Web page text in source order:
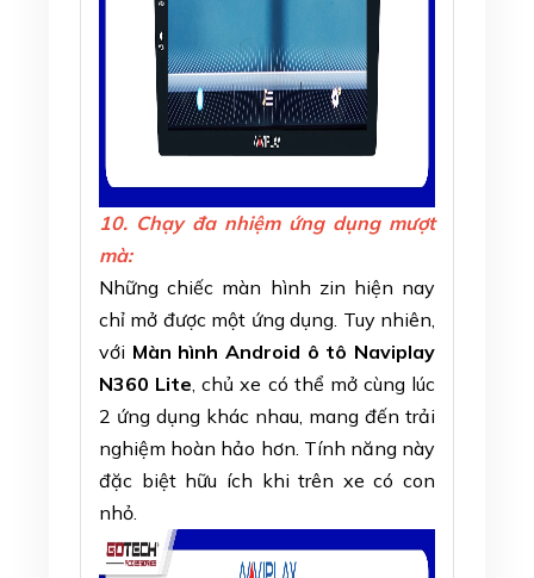
10. Chạy đa nhiệm ứng dụng mượt
mà:
Những chiếc màn hình zin hiện nay
chỉ mở được một ứng dụng. Tuy nhiên,
với Màn hình Android ô tô Naviplay
N360 Lite, chủ xe có thể mở cùng lúc
2 ứng dụng khác nhau, mang đến trải
nghiệm hoàn hảo hơn. Tính năng này
đặc biệt hữu ích khi trên xe có con
nhỏ.